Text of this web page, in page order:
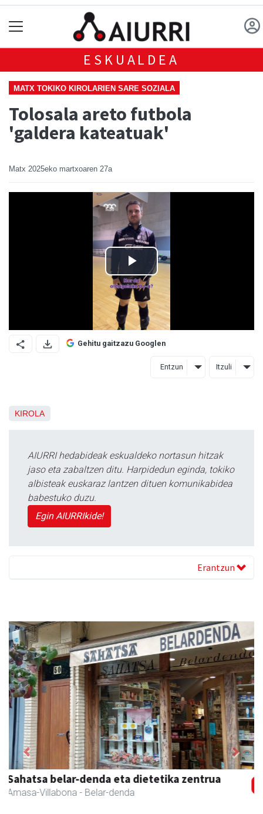
ESKUALDEA
MATX TOKIKO KIROLARIEN SARE SOZIALA
Tolosala areto futbola
'galdera kateatuak'
Matx 2025eko martxoaren 27a
Gehitu gaitzazu Googlen
Entzun Itzuli
KIROLA
AIURRI hedabideak eskualdeko nortasun hitzak
jaso eta zabaltzen ditu. Harpidedun eginda, tokiko
albisteak euskaraz lantzen dituen komunikabidea
babestuko duzu.
Egin AIURRIkide!
Erantzun
Keinu euskal jantziak
Andoain - Arropa-dendak
Previous Next